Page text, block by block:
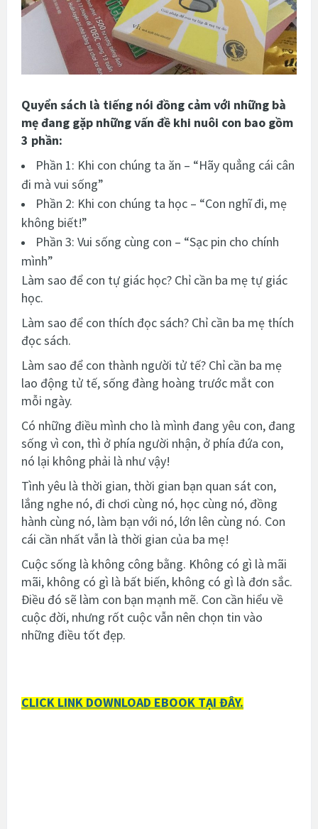
Quyển sách là tiếng nói đồng cảm với những bà
mẹ đang gặp những vấn đề khi nuôi con bao gồm
3 phần:
Phần 1: Khi con chúng ta ăn – “Hãy quẳng cái cân
đi mà vui sống”
Phần 2: Khi con chúng ta học – “Con nghĩ đi, mẹ
không biết!”
Phần 3: Vui sống cùng con – “Sạc pin cho chính
mình”
Làm sao để con tự giác học? Chỉ cần ba mẹ tự giác
học.
Làm sao để con thích đọc sách? Chỉ cần ba mẹ thích
đọc sách.
Làm sao để con thành người tử tế? Chỉ cần ba mẹ
lao động tử tế, sống đàng hoàng trước mắt con
mỗi ngày.
Có những điều mình cho là mình đang yêu con, đang
sống vì con, thì ở phía người nhận, ở phía đứa con,
nó lại không phải là như vậy!
Tình yêu là thời gian, thời gian bạn quan sát con,
lắng nghe nó, đi chơi cùng nó, học cùng nó, đồng
hành cùng nó, làm bạn với nó, lớn lên cùng nó. Con
cái cần nhất vẫn là thời gian của ba mẹ!
Cuộc sống là không công bằng. Không có gì là mãi
mãi, không có gì là bất biến, không có gì là đơn sắc.
Điều đó sẽ làm con bạn mạnh mẽ. Con cần hiểu về
cuộc đời, nhưng rốt cuộc vẫn nên chọn tin vào
những điều tốt đẹp.
CLICK LINK DOWNLOAD EBOOK TẠI ĐÂY.